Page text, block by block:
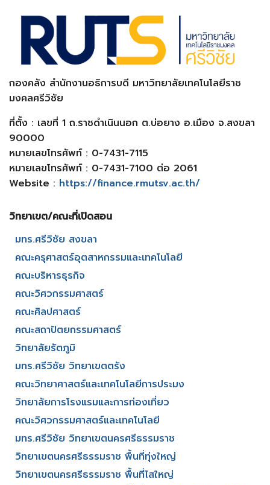
กองคลัง สำนักงานอธิการบดี มหาวิทยาลัยเทคโนโลยีราช
มงคลศรีวิชัย
ที่ตั้ง : เลขที่ 1 ถ.ราชดำเนินนอก ต.บ่อยาง อ.เมือง จ.สงขลา
90000
หมายเลขโทรศัพท์ : 0-7431-7115
หมายเลขโทรศัพท์ : 0-7431-7100 ต่อ 2061
Website : https://finance.rmutsv.ac.th/
วิทยาเขต/คณะที่เปิดสอน​
มทร.ศรีวิชัย สงขลา​
คณะครุศาสตร์อุตสาหกรรมและเทคโนโลยี​
คณะบริหารธุรกิจ​
คณะวิศวกรรมศาสตร์​
คณะศิลปศาสตร์​
คณะสถาปัตยกรรมศาสตร์
วิทยาลัยรัตภูมิ​
มทร.ศรีวิชัย วิทยาเขตตรัง
คณะวิทยาศาสตร์และเทคโนโลยีการประมง
วิทยาลัยการโรงแรมและการท่องเที่ยว
คณะวิศวกรรมศาสตร์และเทคโนโลยี
มทร.ศรีวิชัย วิทยาเขตนครศรีธรรมราช
วิทยาเขตนครศรีธรรมราช พื้นที่ทุ่งใหญ่
วิทยาเขตนครศรีธรรมราช พื้นที่ไสใหญ่